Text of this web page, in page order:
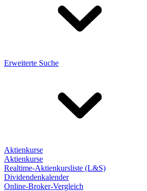
Erweiterte Suche
Aktienkurse
Aktienkurse
Realtime-Aktienkursliste (L&S)
Dividendenkalender
Online-Broker-Vergleich